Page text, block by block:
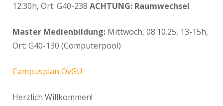
12:30h, Ort: G40-238 ACHTUNG: Raumwechsel
Master Medienbildung: Mittwoch, 08.10.25, 13-15h,
Ort: G40-130 (Computerpool)
Campusplan OvGU
Herzlich Willkommen!